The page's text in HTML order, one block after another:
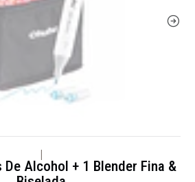
Alcohol + 1 Blender Fina &